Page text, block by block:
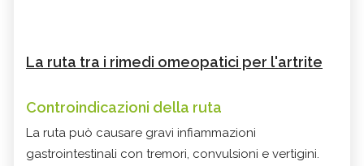
La ruta tra i rimedi omeopatici per l'artrite
Controindicazioni della ruta
La ruta può causare gravi infiammazioni
gastrointestinali con tremori, convulsioni e vertigini.